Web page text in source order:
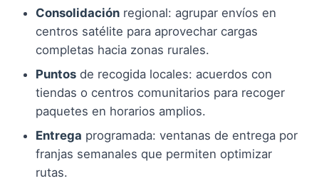
Consolidación regional: agrupar envíos en
centros satélite para aprovechar cargas
completas hacia zonas rurales.
Puntos de recogida locales: acuerdos con
tiendas o centros comunitarios para recoger
paquetes en horarios amplios.
Entrega programada: ventanas de entrega por
franjas semanales que permiten optimizar
rutas.